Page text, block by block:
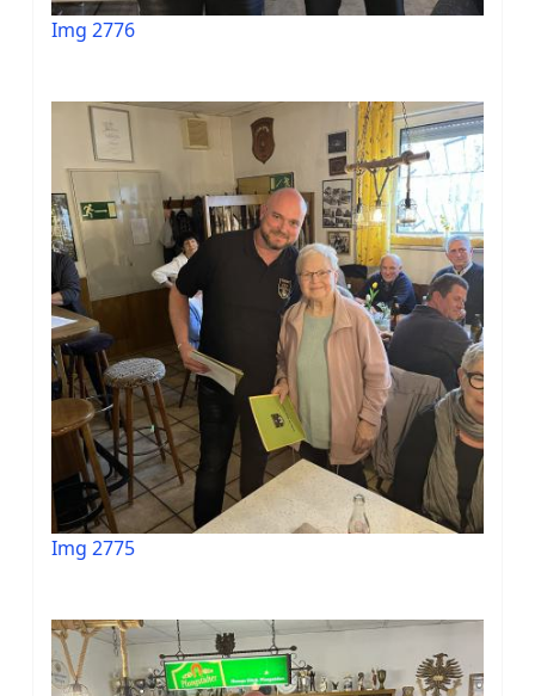
Img 2776
Img 2775